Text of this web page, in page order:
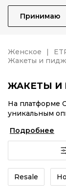
Принимаю
Женское
Жакеты и
ЖАКЕТЫ И
На платформе
уникальным
ETRO женские
доставкой по
Винтажные
женские из
или в
Подробнее
Resale